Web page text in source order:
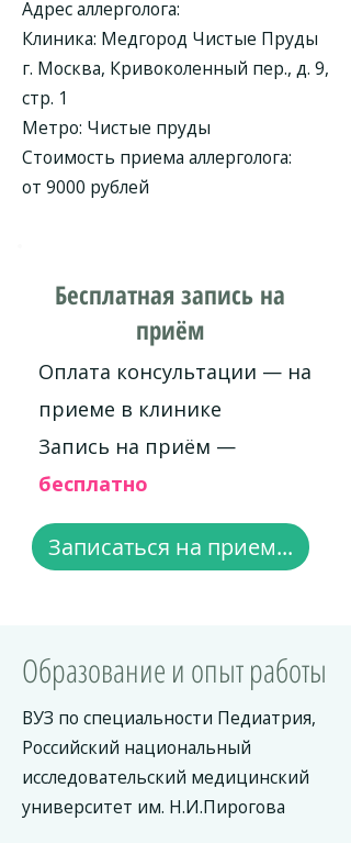
Адрес аллерголога:
Клиника: Медгород Чистые Пруды
г. Москва, Кривоколенный пер., д. 9,
стр. 1
Метро: Чистые пруды
Стоимость приема аллерголога:
от 9000 рублей
Бесплатная запись на
приём
Оплата консультации — на
приеме в клинике
Запись на приём —
бесплатно
Записаться на прием...
Образование и опыт работы
ВУЗ по специальности Педиатрия,
Российский национальный
исследовательский медицинский
университет им. Н.И.Пирогова